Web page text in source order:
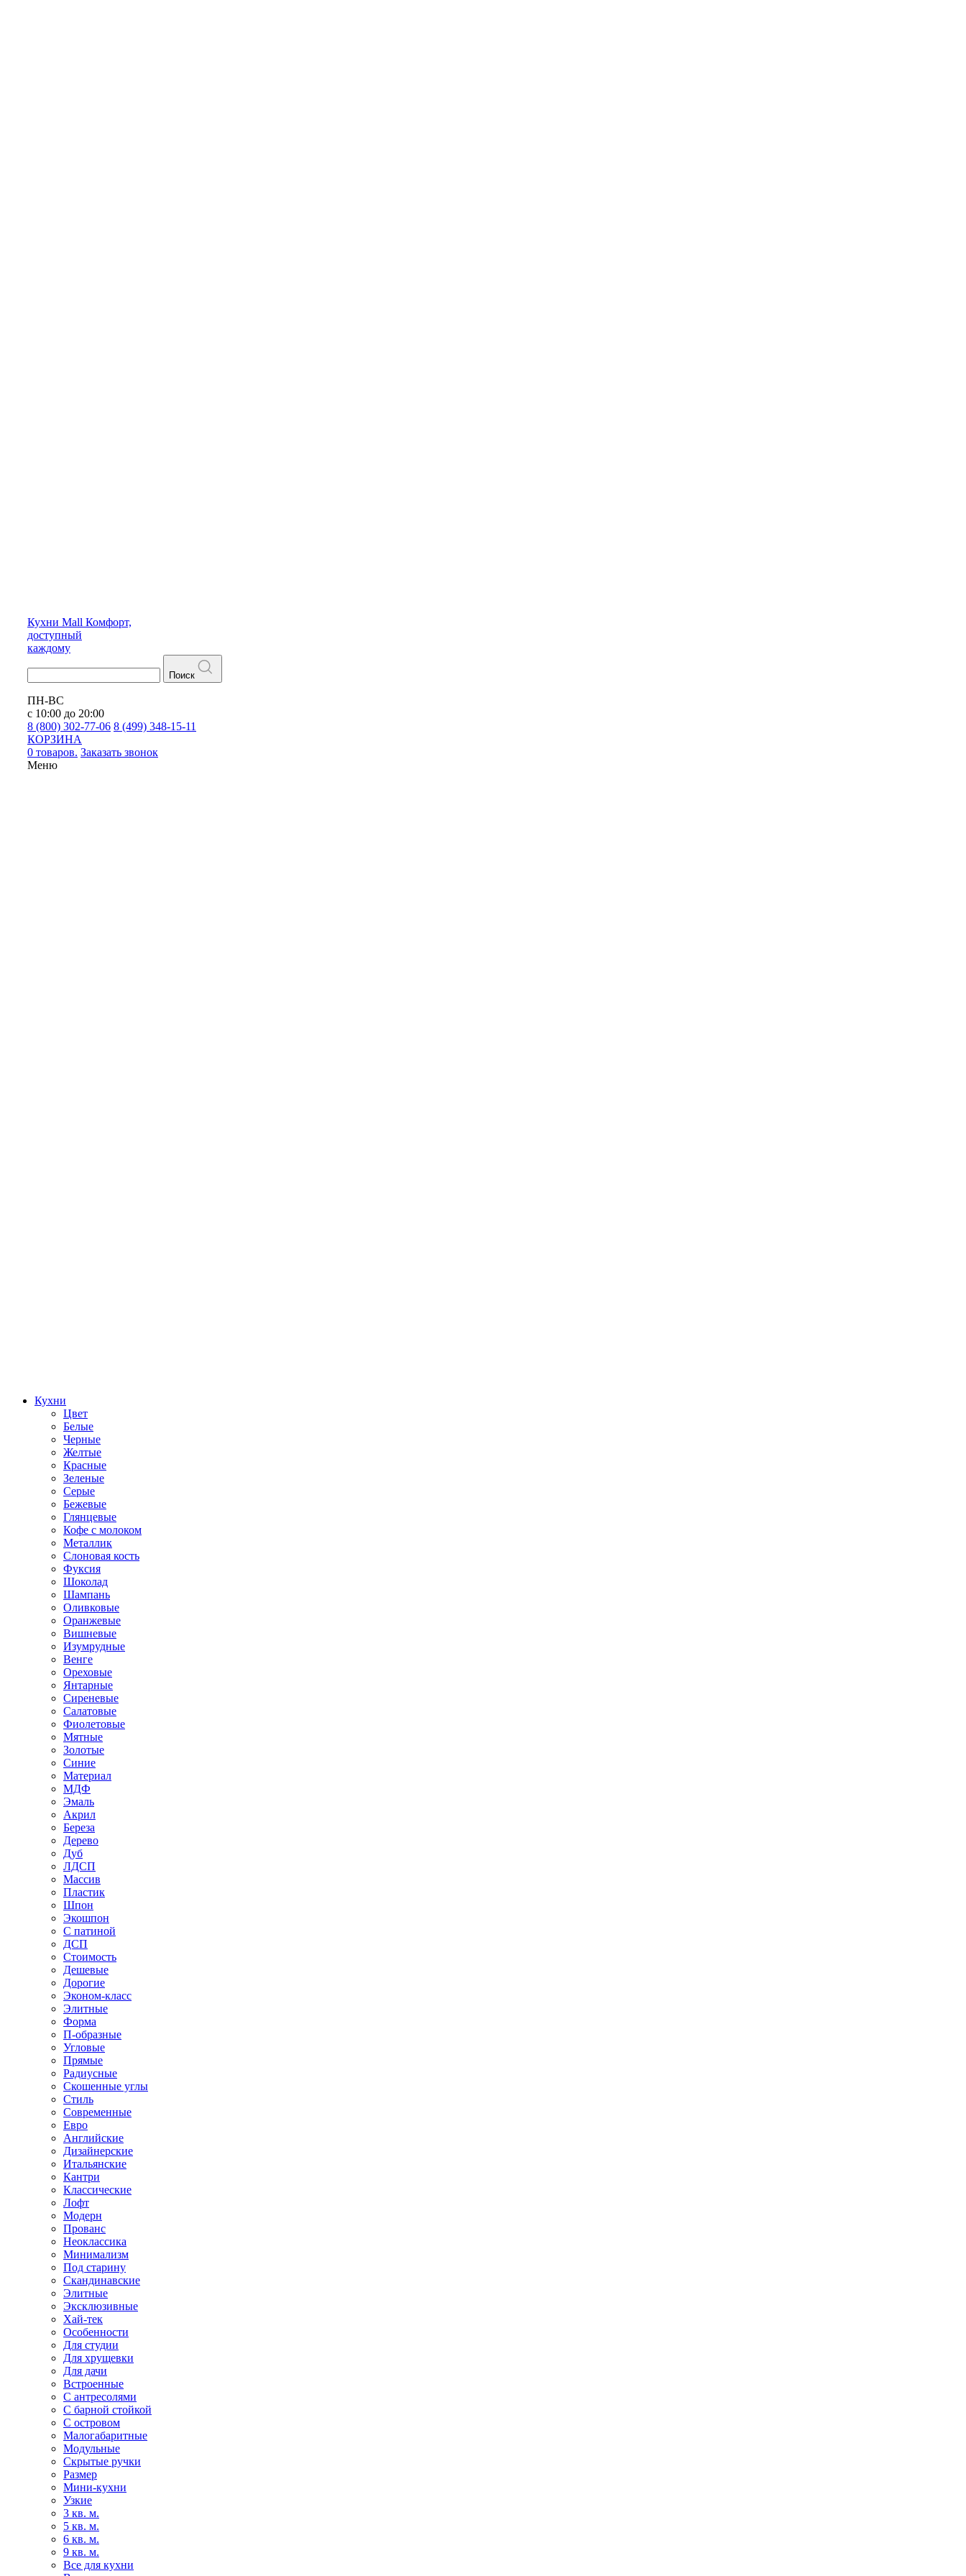
Кухни Mall Комфорт,
доступный
каждому
Поиск
ПН-ВС
с 10:00 до 20:00
8 (800) 302-77-06 8 (499) 348-15-11
КОРЗИНА
0 товаров. Заказать звонок
Меню
Кухни
Цвет
Белые
Черные
Желтые
Красные
Зеленые
Серые
Бежевые
Глянцевые
Кофе с молоком
Металлик
Слоновая кость
Фуксия
Шоколад
Шампань
Оливковые
Оранжевые
Вишневые
Изумрудные
Венге
Ореховые
Янтарные
Сиреневые
Салатовые
Фиолетовые
Мятные
Золотые
Синие
Материал
МДФ
Эмаль
Акрил
Береза
Дерево
Дуб
ЛДСП
Массив
Пластик
Шпон
Экошпон
С патиной
ДСП
Стоимость
Дешевые
Дорогие
Эконом-класс
Элитные
Форма
П-образные
Угловые
Прямые
Радиусные
Скошенные углы
Стиль
Современные
Евро
Английские
Дизайнерские
Итальянские
Кантри
Классические
Лофт
Модерн
Прованс
Неоклассика
Минимализм
Под старину
Скандинавские
Элитные
Эксклюзивные
Хай-тек
Особенности
Для студии
Для хрущевки
Для дачи
Встроенные
С антресолями
С барной стойкой
С островом
Малогабаритные
Модульные
Скрытые ручки
Размер
Мини-кухни
Узкие
3 кв. м.
5 кв. м.
6 кв. м.
9 кв. м.
Все для кухни